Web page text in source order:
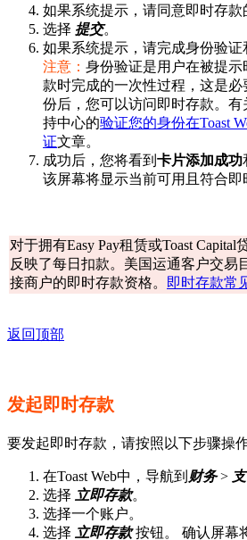
如果系统提示，请同意即时存款
选择 提交。
如果系统提示，请完成身份验证
注意： 身份验证是用户在被提
款时完成的一次性过程，这是
份后，您可以访问即时存款。
持中心的验证您的身份在Toast
证文章。
成功后，您将看到 卡片添加成功
该屏幕将显示当前可用且符合即
对于拥有Easy Pay租赁或Toast
反映了每日扣款。美国运通客户交易
接商户的即时存款资格。
即时存款常
返回顶部
发起即时存款
要发起即时存款，请按照以下步骤操作
在Toast Web中，导航到 财务>
选择 立即存款。
选择一个账户。
选择 立即存款按钮。 确认屏幕